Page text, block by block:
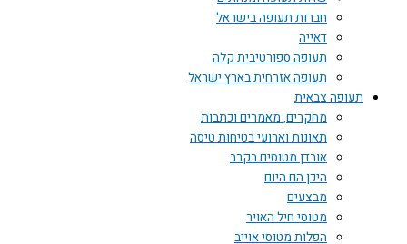
חברות תעופה בישראל
דאייה
תעופה ספורטיבית קלה
תעופה אזרחית בארץ ישראל
תעופה צבאית
מחקרים, מאמרים וכתבות
תאונות וארועי בטיחות טיסה
אובדן מטוסים בקרב
היכן הם היום
מבצעים
מטוסי חיל האויר
הפלות מטוסי אוייב